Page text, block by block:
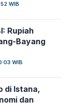
WIB
Rupiah
Bayang
WIB
di Istana,
dan